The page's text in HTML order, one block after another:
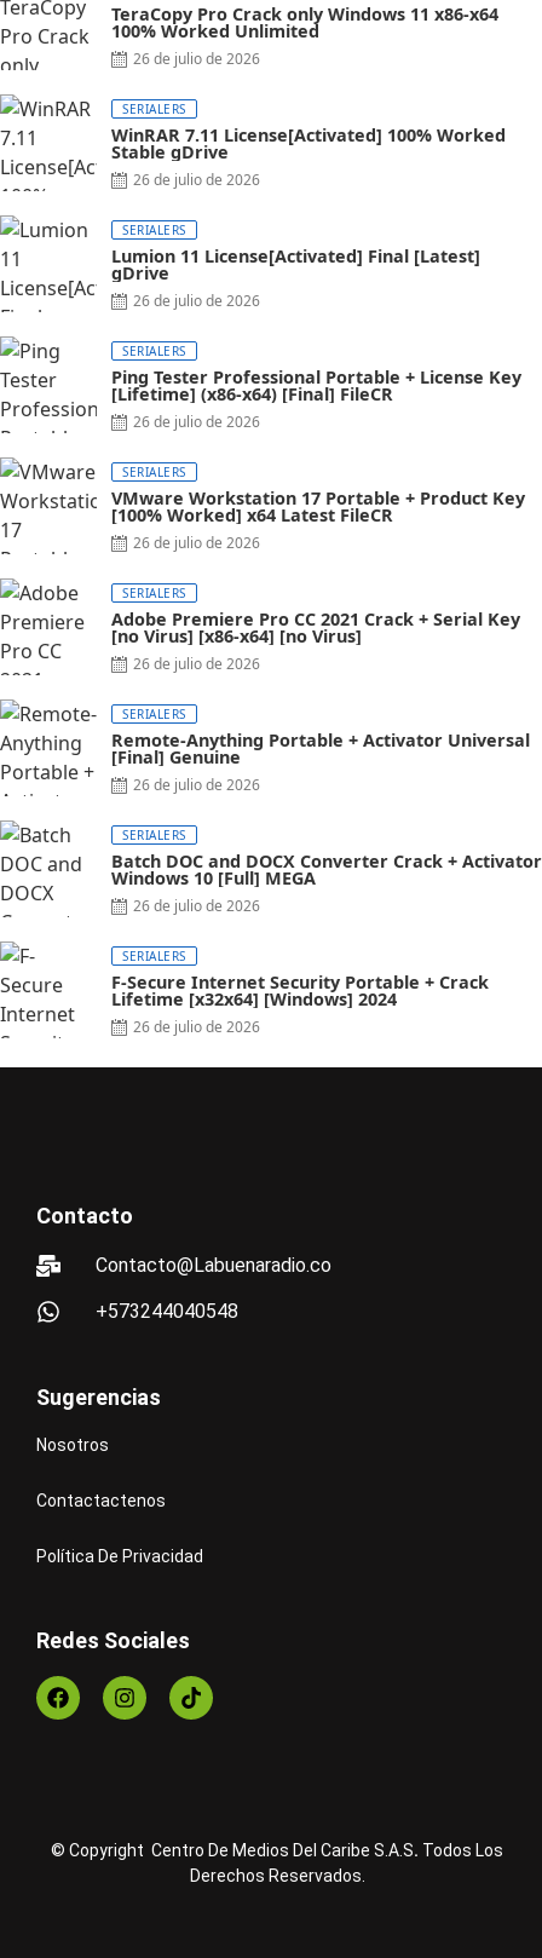
TeraCopy Pro Crack only Windows 11 x86-x64
100% Worked Unlimited
26 de julio de 2026
SERIALERS
WinRAR 7.11 License[Activated] 100% Worked
Stable gDrive
26 de julio de 2026
SERIALERS
Lumion 11 License[Activated] Final [Latest]
gDrive
26 de julio de 2026
SERIALERS
Ping Tester Professional Portable + License Key
[Lifetime] (x86-x64) [Final] FileCR
26 de julio de 2026
SERIALERS
VMware Workstation 17 Portable + Product Key
[100% Worked] x64 Latest FileCR
26 de julio de 2026
SERIALERS
Adobe Premiere Pro CC 2021 Crack + Serial Key
[no Virus] [x86-x64] [no Virus]
26 de julio de 2026
SERIALERS
Remote-Anything Portable + Activator Universal
[Final] Genuine
26 de julio de 2026
SERIALERS
Batch DOC and DOCX Converter Crack + Activator
Windows 10 [Full] MEGA
26 de julio de 2026
SERIALERS
F-Secure Internet Security Portable + Crack
Lifetime [x32x64] [Windows] 2024
26 de julio de 2026
Contacto
Contacto@Labuenaradio.co
+573244040548
Sugerencias
Nosotros
Contactactenos
Política De Privacidad
Redes Sociales
© Copyright Centro De Medios Del Caribe S.A.S. Todos Los
Derechos Reservados.